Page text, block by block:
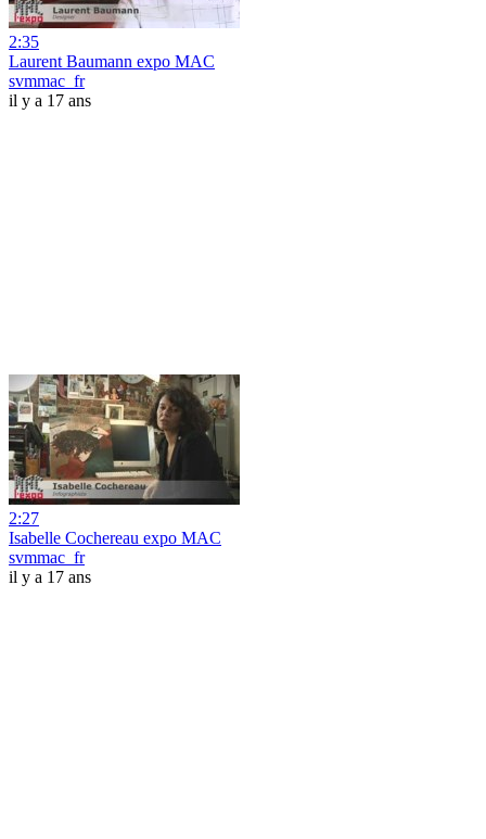
2:35
Laurent Baumann expo MAC
svmmac_fr
il y a 17 ans
2:27
Isabelle Cochereau expo MAC
svmmac_fr
il y a 17 ans